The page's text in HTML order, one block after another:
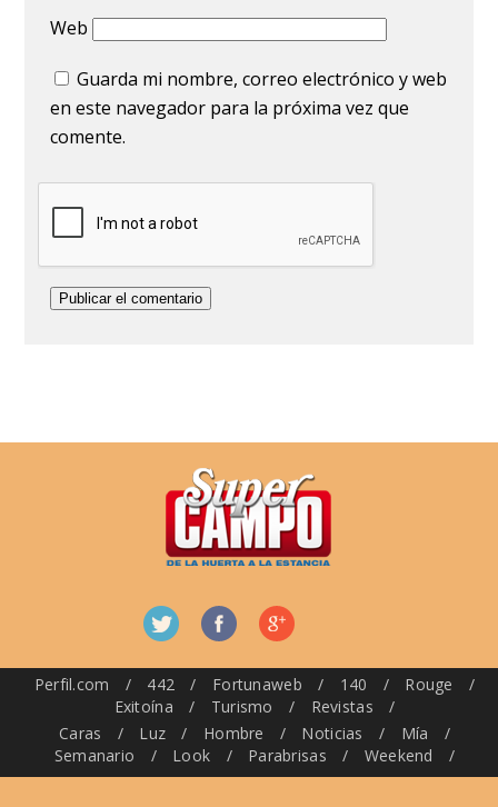
Web
Guarda mi nombre, correo electrónico y web
en este navegador para la próxima vez que
comente.
Perfil.com / 442 / Fortunaweb / 140 / Rouge
/
Exitoína
/ Turismo / Revistas
/
Caras
/ Luz / Hombre / Noticias / Mía
/
Semanario
/ Look / Parabrisas / Weekend /